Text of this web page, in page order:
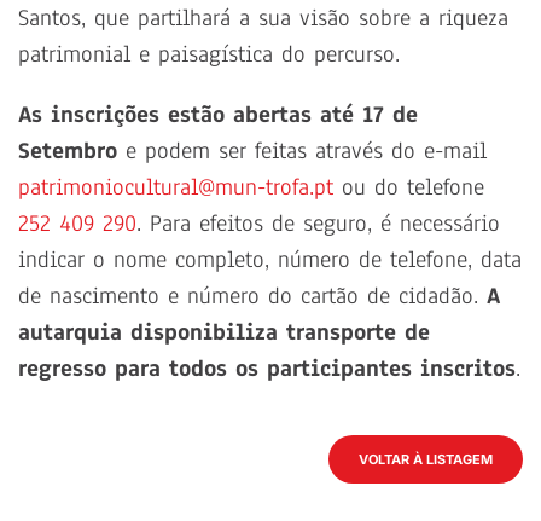
Santos, que partilhará a sua visão sobre a riqueza
patrimonial e paisagística do percurso.
As inscrições estão abertas até 17 de
Setembro e podem ser feitas através do e-mail
patrimoniocultural@mun-trofa.pt ou do telefone
252 409 290. Para efeitos de seguro, é necessário
indicar o nome completo, número de telefone, data
de nascimento e número do cartão de cidadão. A
autarquia disponibiliza transporte de
regresso para todos os participantes inscritos.
VOLTAR À LISTAGEM